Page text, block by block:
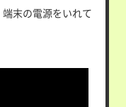
末の電源をいれて